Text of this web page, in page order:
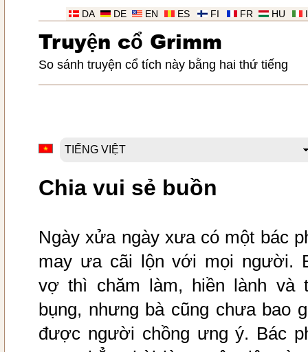
HU
FR
FI
ES
EN
DE
DA
Truyện cổ Grimm
So sánh truyện cổ tích này bằng hai thứ tiếng
Chia vui sẻ buồn
Ngày xửa ngày xưa có một bác
may ưa cãi lộn với mọi người.
vợ thì chăm làm, hiền lành và
bụng, nhưng bà cũng chưa bao
được người chồng ưng ý. Bác